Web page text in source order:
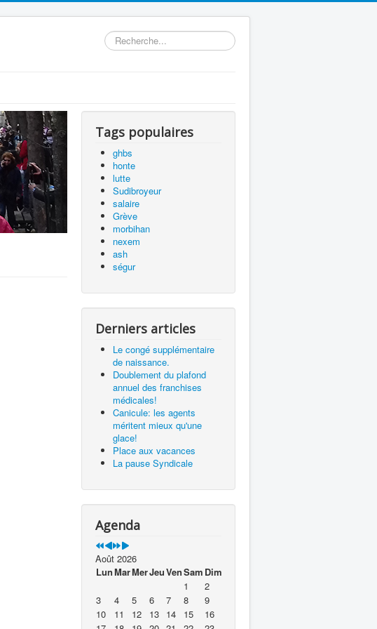
Rechercher
Tags populaires
ghbs
honte
lutte
Sudibroyeur
salaire
Grève
morbihan
nexem
ash
ségur
Derniers articles
Le congé supplémentaire
de naissance.
Doublement du plafond
annuel des franchises
médicales!
Canicule: les agents
méritent mieux qu'une
glace!
Place aux vacances
La pause Syndicale
Agenda
Août 2026
LunMarMerJeuVenSam Dim
1
2
3
4 5 6 7 8
9
10
11 12 13 14 15
16